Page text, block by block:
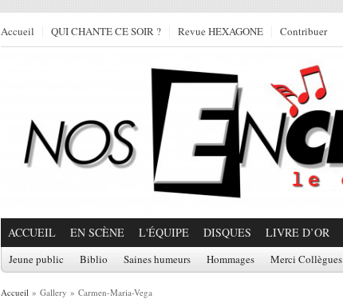
Accueil QUI CHANTE CE SOIR ? Revue HEXAGONE Contribuer
ACCUEIL EN SCÈNE L'ÉQUIPE DISQUES LIVRE D’OR
Jeune public Biblio Saines humeurs Hommages Merci Collègues
Accueil » Gallery » Carmen-Maria-Vega